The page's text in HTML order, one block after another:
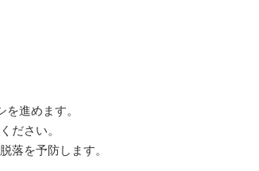
進めます。
ださい。
落を予防します。